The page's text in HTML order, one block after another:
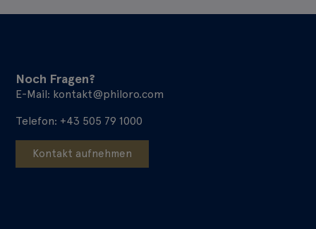
Noch Fragen?
E-Mail: kontakt@philoro.com
Telefon: +43 505 79 1000
Kontakt aufnehmen